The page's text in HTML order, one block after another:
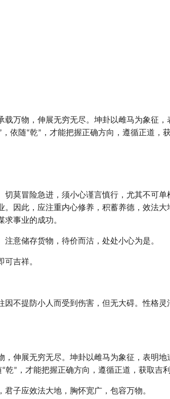
万物，伸展无穷无尽。坤卦以雌马为象征，
依随“乾”，才能把握正确方向，遵循正道，获
莫冒险急进，须小心谨言慎行，尤其不可单
因此，应注重内心修养，积蓄养德，效法大
事业的成功。
意储存货物，待价而沽，处处小心为是。
吉祥。
不提防小人而受到伤害，但无大碍。性格灵
伸展无穷无尽。坤卦以雌马为象征，表明地
”，才能把握正确方向，遵循正道，获取吉利
子应效法大地，胸怀宽广，包容万物。